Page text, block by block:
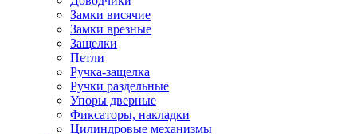
Замки висячие
Замки врезные
Защелки
Петли
Ручка-защелка
Ручки раздельные
Упоры дверные
Фиксаторы, накладки
Цилиндровые механизмы